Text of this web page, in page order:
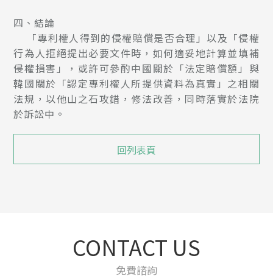
四、結論
「專利權人得到的侵權賠償是否合理」以及「侵權
行為人拒絕提出必要文件時，如何適妥地計算並填補
侵權損害」，或許可參酌中國關於「法定賠償額」與
韓國關於「認定專利權人所提供資料為真實」之相關
法規，以他山之石攻錯，修法改善，同時落實於法院
於訴訟中。
回列表頁
CONTACT US
免費諮詢